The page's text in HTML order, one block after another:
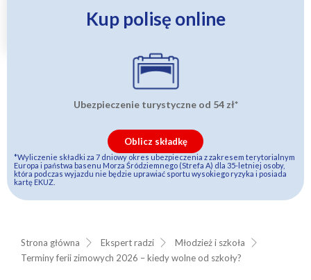
Kup polisę online
Ubezpieczenie turystyczne od 54 zł*
Oblicz składkę
*Wyliczenie składki za 7 dniowy okres ubezpieczenia z zakresem terytorialnym
Europa i państwa basenu Morza Śródziemnego (Strefa A) dla 35-letniej osoby,
która podczas wyjazdu nie będzie uprawiać sportu wysokiego ryzyka i posiada
kartę EKUZ.
Strona główna Ekspert radzi
Młodzież i szkoła
Terminy ferii zimowych 2026 – kiedy wolne od szkoły?